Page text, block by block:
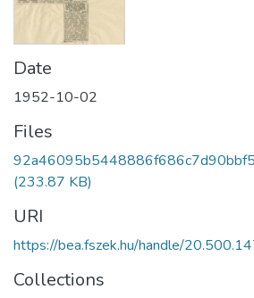
Date
1952-10-02
Files
(233.87 KB)
URI
https://bea.fszek.hu/handle/
Collections